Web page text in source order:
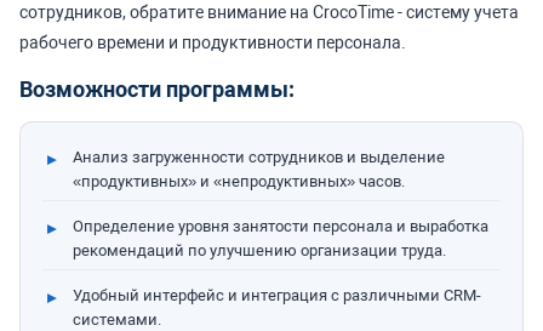
сотрудников, обратите внимание на CrocoTime - систему учета
рабочего времени и продуктивности персонала.
Возможности программы:
Анализ загруженности сотрудников и выделение
«продуктивных» и «непродуктивных» часов.
Определение уровня занятости персонала и выработка
рекомендаций по улучшению организации труда.
Удобный интерфейс и интеграция с различными CRM-
системами.